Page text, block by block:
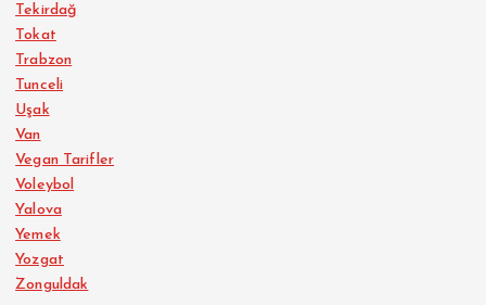
Tekirdağ
Tokat
Trabzon
Tunceli
Uşak
Van
Vegan Tarifler
Voleybol
Yalova
Yemek
Yozgat
Zonguldak